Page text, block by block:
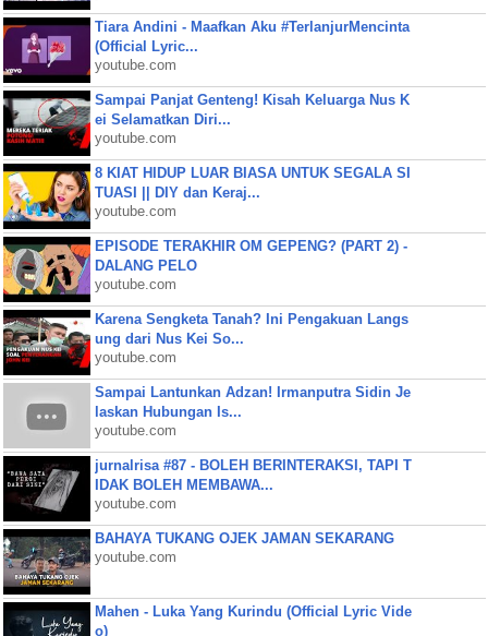
Tiara Andini - Maafkan Aku #TerlanjurMencinta
(Official Lyric...
youtube.com
Sampai Panjat Genteng! Kisah Keluarga Nus K
ei Selamatkan Diri...
youtube.com
8 KIAT HIDUP LUAR BIASA UNTUK SEGALA SI
TUASI || DIY dan Keraj...
youtube.com
EPISODE TERAKHIR OM GEPENG? (PART 2) -
DALANG PELO
youtube.com
Karena Sengketa Tanah? Ini Pengakuan Langs
ung dari Nus Kei So...
youtube.com
Sampai Lantunkan Adzan! Irmanputra Sidin Je
laskan Hubungan Is...
youtube.com
jurnalrisa #87 - BOLEH BERINTERAKSI, TAPI T
IDAK BOLEH MEMBAWA...
youtube.com
BAHAYA TUKANG OJEK JAMAN SEKARANG
youtube.com
Mahen - Luka Yang Kurindu (Official Lyric Vide
o)